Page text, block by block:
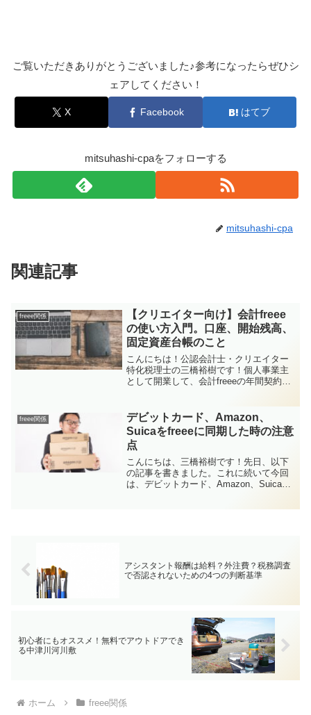
ご覧いただきありがとうございました♪参考になったらぜひシ
ェアしてください！
X Facebook はてブ
mitsuhashi-cpaをフォローする
mitsuhashi-cpa
関連記事
freee関係
【クリエイター向け】会計freee
の使い方入門。口座、開始残高、
固定資産台帳のこと
こんにちは！公認会計士・クリエイター
特化税理士の三橋裕樹です！個人事業主
として開業して、会計freeeの年間契約も
クリエイターさんにとっては会計ソフト
って未知の領域...
freee関係
デビットカード、Amazon、
Suicaをfreeeに同期した時の注意
点
こんにちは、三橋裕樹です！先日、以下
の記事を書きました。これに続いて今回
は、デビットカード、Amazon、Suicaを
アシスタント報酬は給料？外注費？税務調査
で否認されないための4つの判断基準
初心者にもオススメ！無料でアウトドアでき
る中津川河川敷
ホーム freee関係